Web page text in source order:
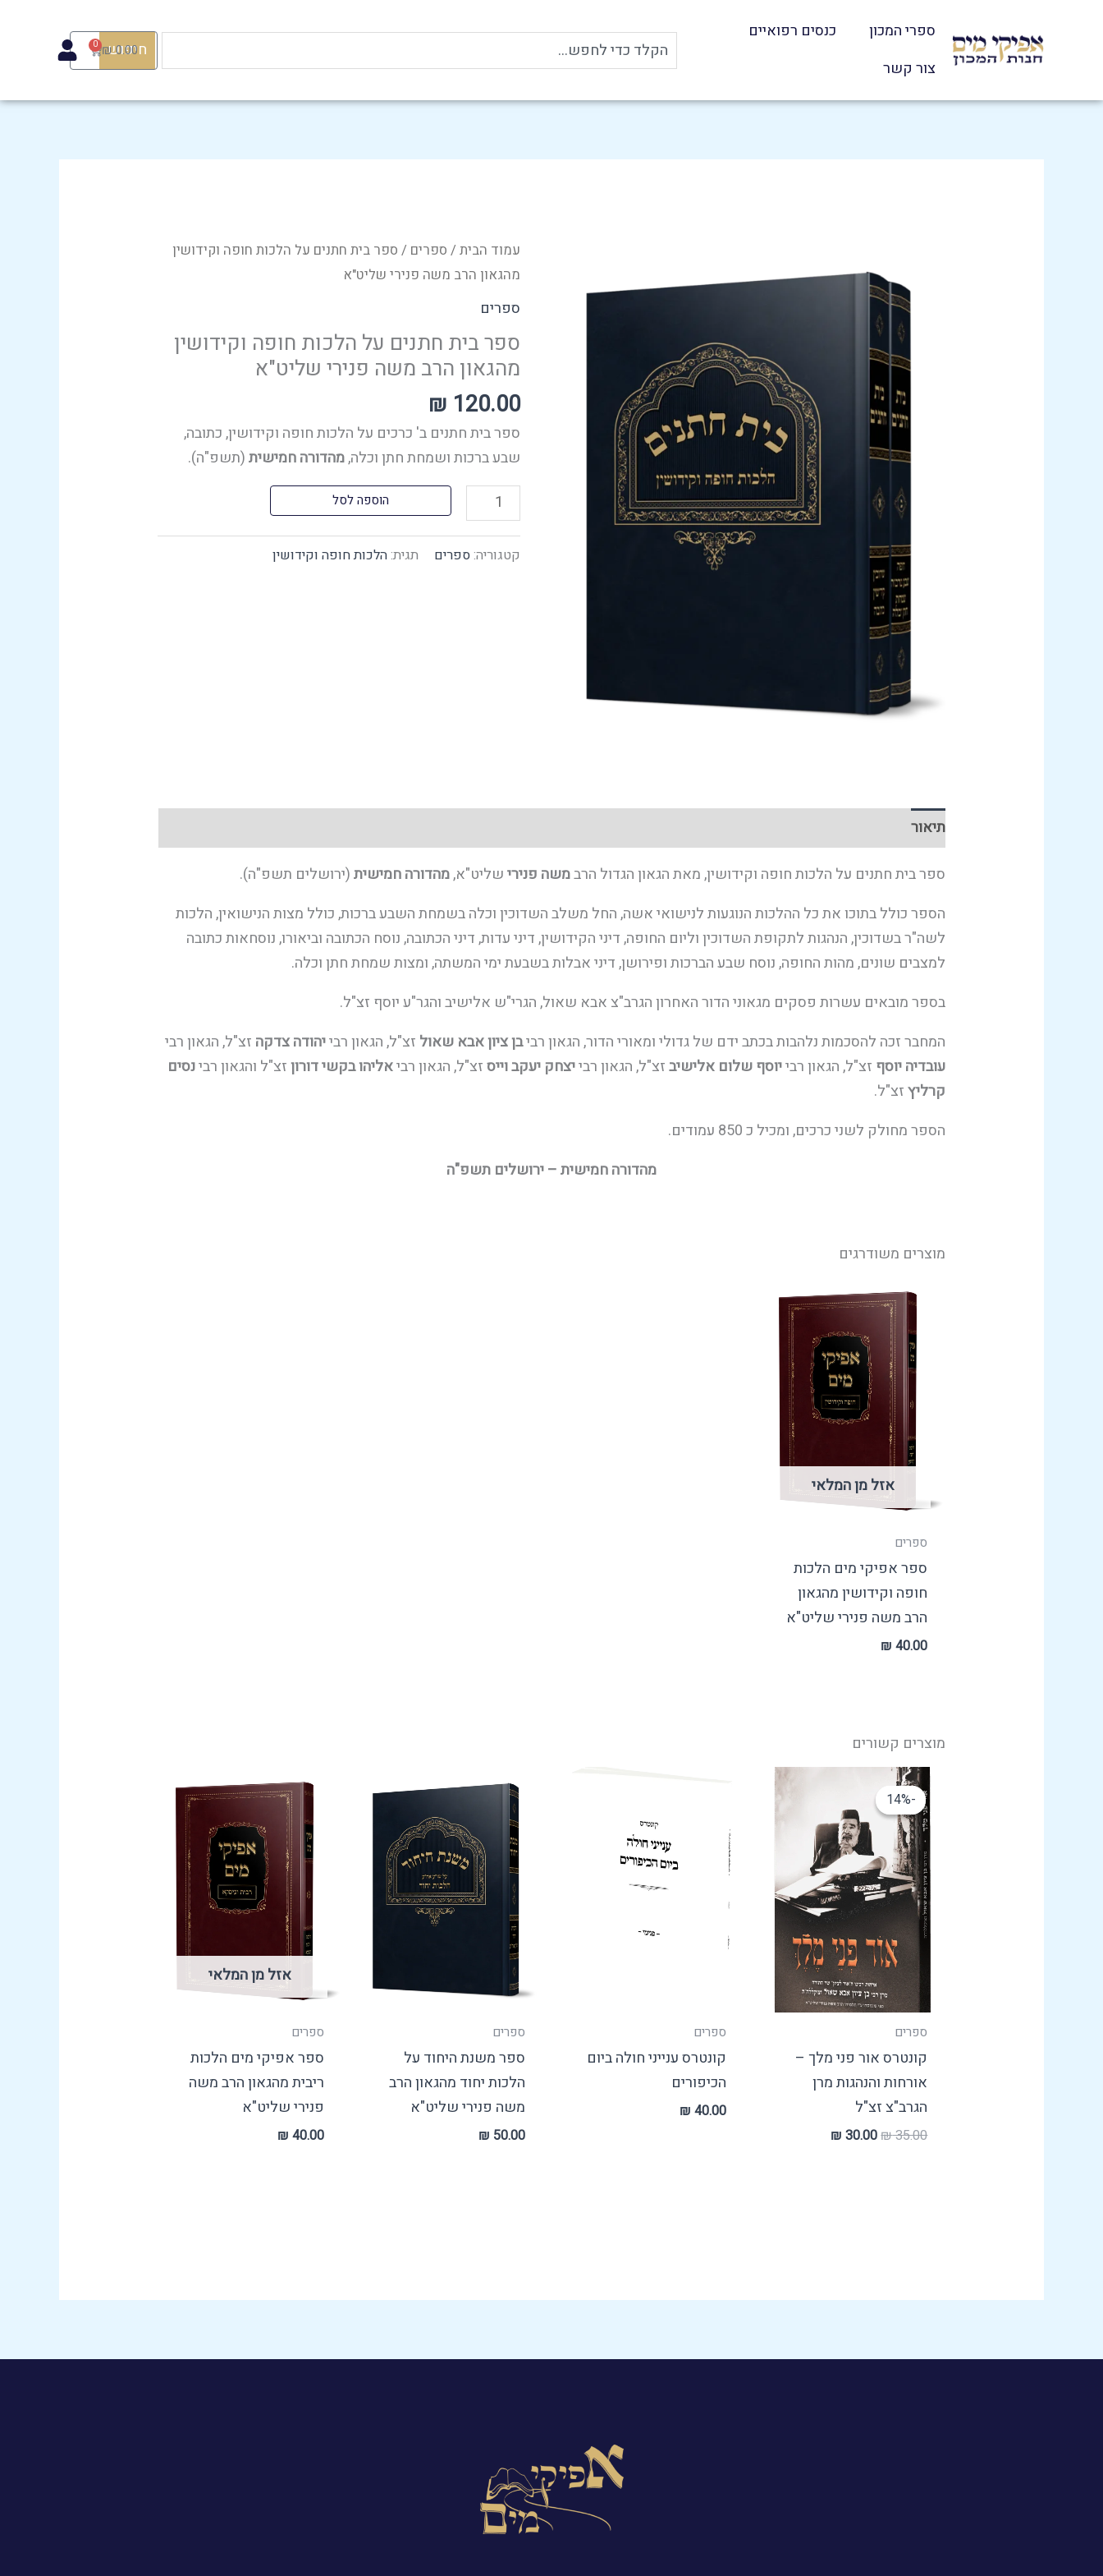
ספרי המכון
כנסים רפואיים
צור קשר
Search חיפוש₪0.00
0
Cart
עמוד הבית / ספרים / ספר בית חתנים על הלכות חופה וקידושין
מהגאון הרב משה פנירי שליט"א
ספרים
ספר בית חתנים על הלכות חופה וקידושין
מהגאון הרב משה פנירי שליט"א
₪ 120.00
ספר בית חתנים ב' כרכים על הלכות חופה וקידושין, כתובה,
שבע ברכות ושמחת חתן וכלה,מהדורה חמישית(תשפ"ה).
כמות
של
חתנים
על
הלכות
הרב
משה
הוספה לסל
קטגוריה:ספרים תגית:הלכות חופה וקידושין
תיאור
ספר בית חתנים על הלכות חופה וקידושין, מאת הגאון הגדול הרבמשה פנירישליט"א,מהדורה חמישית(ירושלים תשפ"ה).
הספר כולל בתוכו את כל ההלכות הנוגעות לנישואי אשה, החל משלב השדוכין וכלה בשמחת השבע ברכות, כולל מצות הנישואין, הלכות
לשה"ר בשדוכין, הנהגות לתקופת השדוכין וליום החופה, דיני הקידושין, דיני עדות, דיני הכתובה, נוסח הכתובה וביאורו, נוסחאות כתובה
למצבים שונים, מהות החופה, נוסח שבע הברכות ופירושן, דיני אבלות בשבעת ימי המשתה, ומצות שמחת חתן וכלה.
בספר מובאים עשרות פסקים מגאוני הדור האחרון הגרב"צ אבא שאול, הגרי"ש אלישיב והגר"ע יוסף זצ"ל.
המחבר זכה להסכמות נלהבות בכתב ידם של גדולי ומאורי הדור, הגאון רביבן ציון אבא שאול זצ"ל, הגאון רבייהודה צדקה זצ"ל, הגאון רבי
עובדיה יוסף זצ"ל, הגאון רבייוסף שלום אלישיבזצ"ל, הגאון רבייצחק יעקב וייסזצ"ל, הגאון רביאליהו בקשי דורוןזצ"ל והגאון רבינסים
קרליץזצ"ל.
הספר מחולק לשני כרכים, ומכיל כ 850 עמודים.
מהדורה חמישית – ירושלים תשפ"ה
מוצרים משודרגים
אזל מן המלאי
ספרים
ספר אפיקי מים הלכות
חופה וקידושין מהגאון
הרב משה פנירי שליט"א
₪ 40.00
מוצרים קשורים
-14%-14%
ספרים
קונטרס אור פני מלך –
אורחות והנהגות מרן
הגרב"צ זצ"ל
₪35.00
היה:
₪ 35.00.
₪ 30.00
₪ 30.00.
ספרים
קונטרס ענייני חולה ביום
הכיפורים
₪ 40.00
ספרים
ספר משנת היחוד על
הלכות יחוד מהגאון הרב
משה פנירי שליט"א
₪ 50.00
אזל מן המלאי
ספרים
ספר אפיקי מים הלכות
ריבית מהגאון הרב משה
פנירי שליט"א
₪ 40.00
בית
הלכות
פנירי